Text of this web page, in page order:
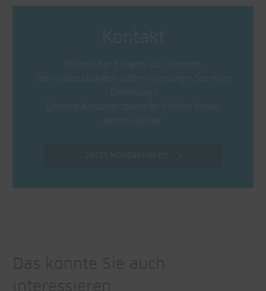
Kontakt
Haben Sie Fragen zu unseren
Serviceleistungen oder wünschen Sie eine
Beratung?
Unsere Ansprechpartner helfen Ihnen
gerne weiter.
Jetzt kontaktieren